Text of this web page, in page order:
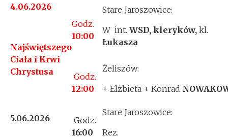
4.06.2026
Najświętszego
Ciała i Krwi
Chrystusa
Godz.
10:00
Stare Jaroszowice:
W int. WSD, kleryków, kl.
Łukasza
Godz.
12:00
Żeliszów:
+ Elżbieta + Konrad
5.06.2026
Godz.
16:00
Stare Jaroszowice:
Rez.